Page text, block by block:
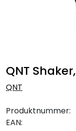
QNT
QNT
Produktnummer:
EAN: